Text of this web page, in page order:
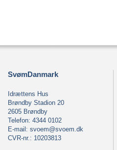
SvømDanmark
Idrættens Hus
Brøndby Stadion 20
2605 Brøndby
Telefon: 4344 0102
E-mail: svoem@svoem.dk
CVR-nr.: 10203813